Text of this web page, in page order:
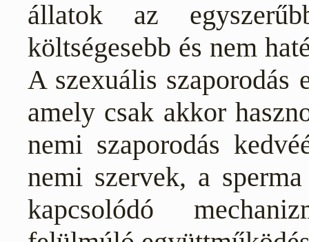
állatok az
költségesebb és nem
A szexuális szaporodás
amely csak akkor
nemi szaporodás
nemi szervek, a
kapcsolódó